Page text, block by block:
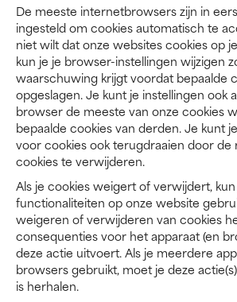
De meeste internetbrowsers zijn in
ingesteld om cookies automatisch te
niet wilt dat onze websites cookies op
kun je je browser-instellingen wijzigen
waarschuwing krijgt voordat bepaalde
opgeslagen. Je kunt je instellingen ook
browser de meeste van onze cookies
bepaalde cookies van derden. Je kunt
voor cookies ook terugdraaien door de
cookies te verwijderen.
Als je cookies weigert of verwijdert,
functionaliteiten op onze website
weigeren of verwijderen van cookies
consequenties voor het apparaat (en
deze actie uitvoert. Als je meerdere
browsers gebruikt, moet je deze
is herhalen.